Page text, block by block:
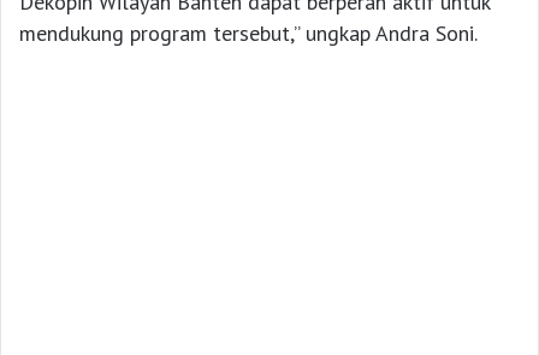
mendukung program tersebut,” ungkap Andra Soni.